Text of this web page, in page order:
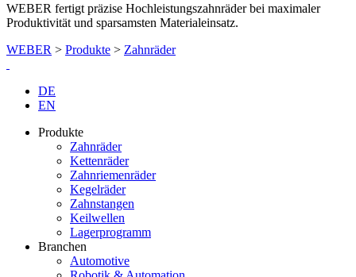
WEBER fertigt präzise Hochleistungszahnräder bei maximaler
Produktivität und sparsamsten Materialeinsatz.
WEBER > Produkte > Zahnräder
DE
EN
Produkte
Zahnräder
Kettenräder
Zahnriemenräder
Kegelräder
Zahnstangen
Keilwellen
Lagerprogramm
Branchen
Automotive